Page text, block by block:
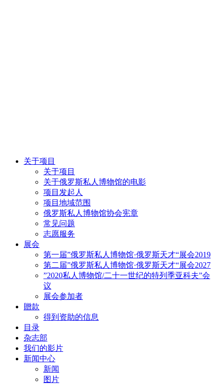
关于项目
关于项目
关于俄罗斯私人博物馆的电影
项目发起人
项目地域范围
俄罗斯私人博物馆协会宪章
常见问题
志愿服务
展会
第一届”俄罗斯私人博物馆·俄罗斯天才“展会2019
第二届”俄罗斯私人博物馆·俄罗斯天才“展会2027
”2020私人博物馆/二十一世纪的特列季亚科夫”会
议
展会参加者
贈款
得到资助的信息
目录
杂志部
我们的影片
新闻中心
新闻
图片